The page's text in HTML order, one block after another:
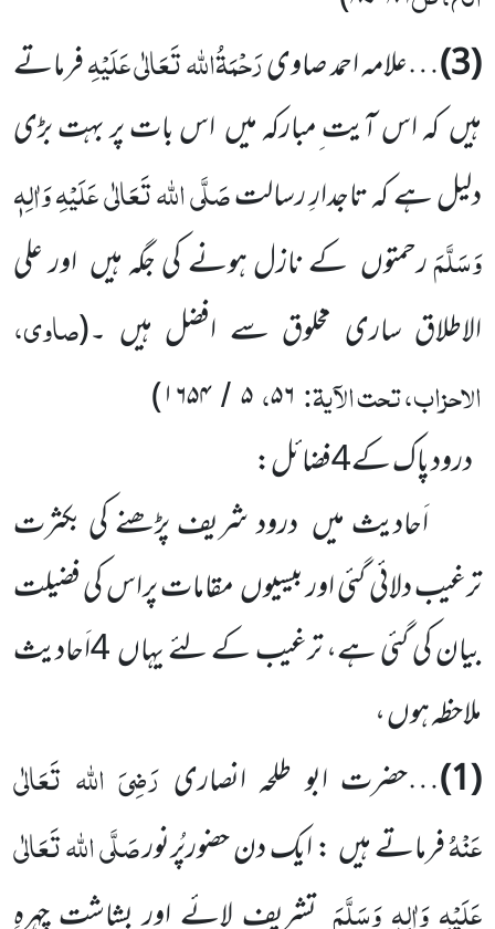
(3) …علامہ احمد صاویرَحْمَۃُاللہ تَعَالٰی عَلَیْہِفرماتے
ہیں کہ اس آیت ِمبارکہ میں اس بات پر بہت بڑی
دلیل ہے کہ تاجدارِ رسالتصَلَّی اللہ تَعَالٰی عَلَیْہِ وَاٰلِہٖ
وَسَلَّمَرحمتوں کے نازل ہونے کی جگہ ہیں اور علی
الاطلاق ساری مخلوق سے افضل ہیں ۔(صاوی،
الاحزاب، تحت الآیۃ: ۵۶،۵ /۱۶۵۴)
درود پاک کے4فضائل:
اَحادیث میں درود شریف پڑھنے کی بکثرت
ترغیب دلائی گئی اور بیسیوں مقامات پراس کی فضیلت
بیان کی گئی ہے، ترغیب کے لئے یہاں 4اَحادیث
ملاحظہ ہوں ،
(1) …حضرت ابو طلحہ انصاری رَضِیَ اللہ تَعَالٰی
عَنْہُفرماتے ہیں : ایک دن حضورپُرنورصَلَّی اللہ تَعَالٰی
عَلَیْہِ وَاٰلِہٖ وَسَلَّمَ تشریف لائے اور بشاشت چہرہِ